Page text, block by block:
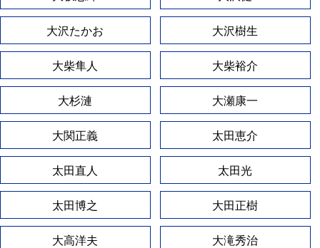
大沢たかお 大沢樹生
大柴隼人 大柴裕介
大杉漣 大瀬康一
大関正義 太田恵介
太田直人 太田光
太田博之 大田正樹
大高洋夫 大滝秀治